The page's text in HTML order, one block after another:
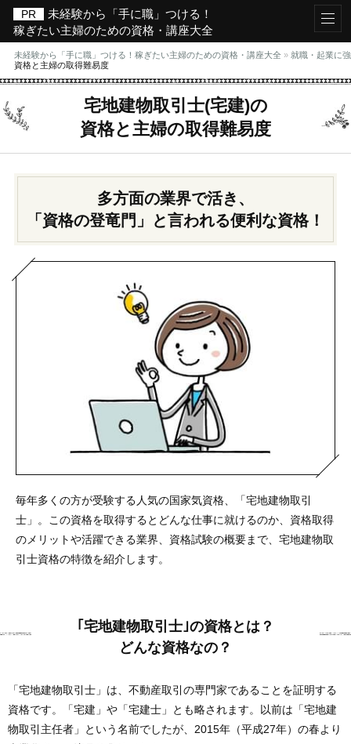
未経験から「手に職」つける！
稼ぎたい主婦のための資格・講座大全
未経験から「手に職」つける！稼ぎたい主婦のための資格・講座大全» 就職・起業に
資格と主婦の取得難易度
宅地建物取引士(宅建)の
資格と主婦の取得難易度
多方面の業界で活き、
「資格の登竜門」と言われる便利な資格！
毎年多くの方が受験する人気の国家気資格、「宅地建物取引
士」。この資格を取得するとどんな仕事に就けるのか、資格取得
のメリットや活躍できる業界、資格試験の概要まで、宅地建物取
引士資格の特徴を紹介します。
｢宅地建物取引士｣の資格とは？
どんな資格なの？
「宅地建物取引士」は、不動産取引の専門家であることを証明する
資格です。「宅建」や「宅建士」とも略されます。以前は「宅地建
物取引主任者」という名前でしたが、2015年（平成27年）の春より